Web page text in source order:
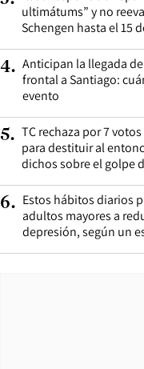
ultimátums” y no
Schengen hasta el 15
4. Anticipan la llegada
frontal a Santiago:
evento
5. TC rechaza por 7
para destituir al
dichos sobre el golpe
6. Estos hábitos diarios
adultos mayores a
depresión, según un